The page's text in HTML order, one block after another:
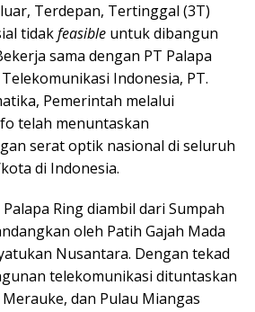
Terdepan, Tertinggal (3T)
tidakfeasible untuk dibangun
sama dengan PT Palapa
Indonesia, PT.
Pemerintah melalui
telah menuntaskan
serat optik nasional di seluruh
di Indonesia.
Ring diambil dari Sumpah
oleh Patih Gajah Mada
Nusantara. Dengan tekad
telekomunikasi dituntaskan
dan Pulau Miangas